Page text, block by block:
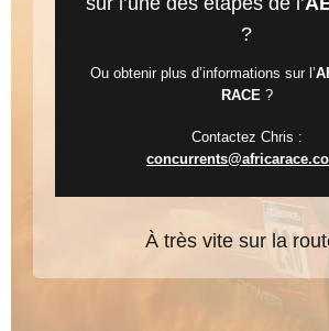
?
Ou obtenir plus d’informations sur l’
RACE ?
Contactez Chris :
À très vite sur la